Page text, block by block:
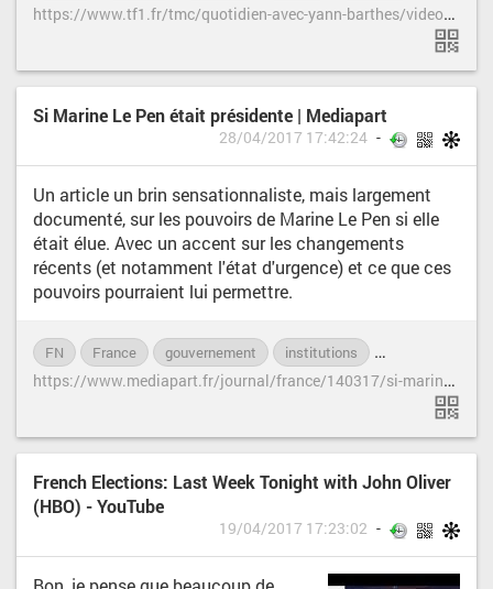
h
ttps://www.tf1.fr/tmc/quotidien-avec-yann-barthes/videos/emmanuel-macron-sauveur-a-berlin.html
Si Marine Le Pen était présidente | Mediapart
28/04/2017 17:42:24
Un article un brin sensationnaliste, mais largement
documenté, sur les pouvoirs de Marine Le Pen si elle
était élue. Avec un accent sur les changements
récents (et notamment l'état d'urgence) et ce que ces
pouvoirs pourraient lui permettre.
FN France gouvernement institutions
h
ttps://www.mediapart.fr/journal/france/140317/si-marine-le-pen-etait-presidente?onglet=full
French Elections: Last Week Tonight with John Oliver
(HBO) - YouTube
19/04/2017 17:23:02